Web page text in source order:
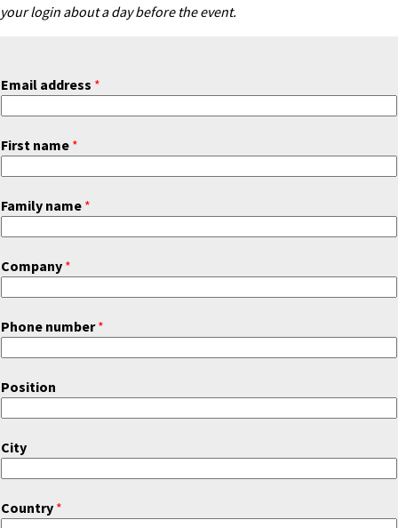
your login about a day before the event.
Email address *
First name *
Family name *
Company *
Phone number*
Position
City
Country *